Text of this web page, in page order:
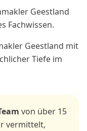
Geestland
Fachwissen.
Geestland mit
Tiefe im
von über 15
vermittelt,